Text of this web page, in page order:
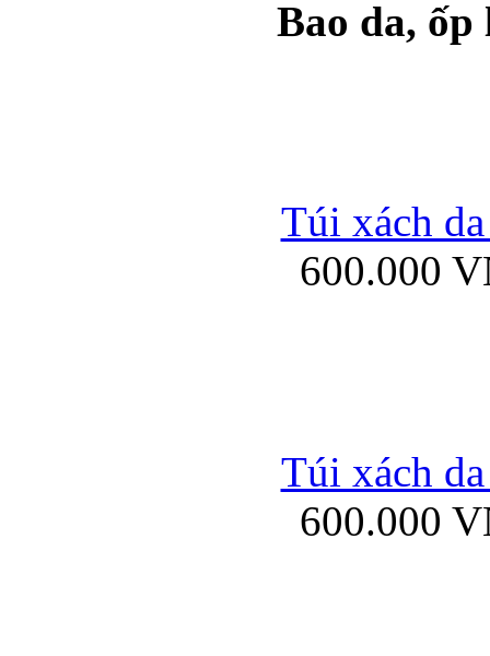
Ốp lưng silicon
Ốp lưng Samsung
Bao da,
Túi xách
600.000
Túi xách
600.000